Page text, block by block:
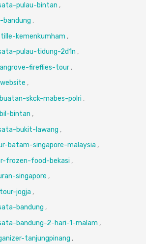
pulau-bintan ,
,
kemenkumham ,
pulau-tidung-2d1n ,
fireflies-tour,
,
skck-mabes-polri ,
bintan ,
bukit-lawang ,
batam-singapore-malaysia ,
frozen-food-bekasi ,
singapore ,
jogja ,
bandung ,
bandung-2-hari-1-malam ,
tanjungpinang ,